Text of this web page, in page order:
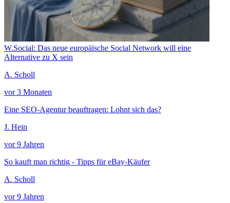
W.Social: Das neue europäische Social Network will eine
Alternative zu X sein
A. Scholl
vor 3 Monaten
Eine SEO-Agentur beauftragen: Lohnt sich das?
J. Hein
vor 9 Jahren
So kauft man richtig - Tipps für eBay-Käufer
A. Scholl
vor 9 Jahren